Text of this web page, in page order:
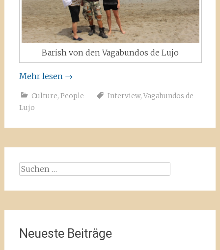
Barish von den Vagabundos de Lujo
Mehr lesen →
Culture, People Interview, Vagabundos de
Lujo
Suchen
nach:
Neueste Beiträge